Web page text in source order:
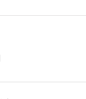
イストとユニークなフ